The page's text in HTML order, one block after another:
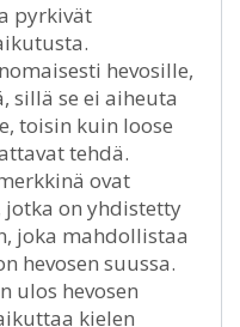
pyrkivät
hevosille,
sillä se ei aiheuta
toisin kuin loose
tehdä.
ovat
on yhdistetty
joka mahdollistaa
hevosen suussa.
ulos hevosen
kielen